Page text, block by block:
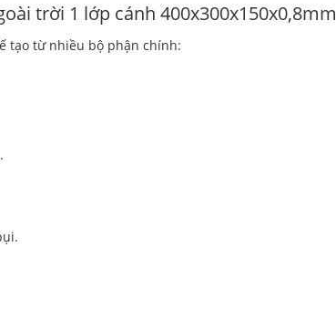
trời 1 lớp cánh 400x300x150x0,8mm
tạo từ nhiều bộ phận chính: